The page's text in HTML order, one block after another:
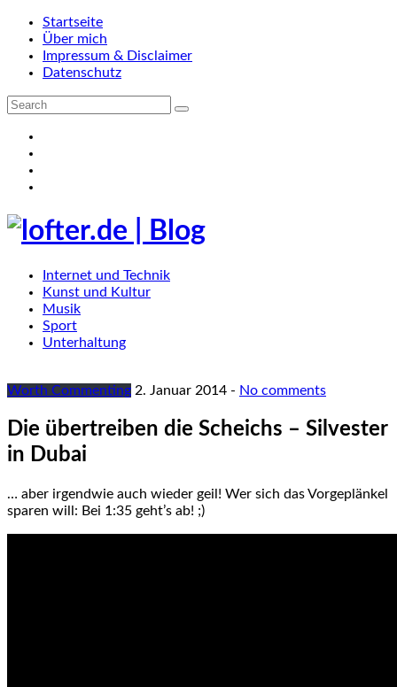
Startseite
Über mich
Impressum & Disclaimer
Datenschutz
Internet und Technik
Kunst und Kultur
Musik
Sport
Unterhaltung
Worth Commenting 2. Januar 2014 - No comments
Die übertreiben die Scheichs – Silvester
in Dubai
… aber irgendwie auch wieder geil! Wer sich das Vorgeplänkel
sparen will: Bei 1:35 geht’s ab! ;)